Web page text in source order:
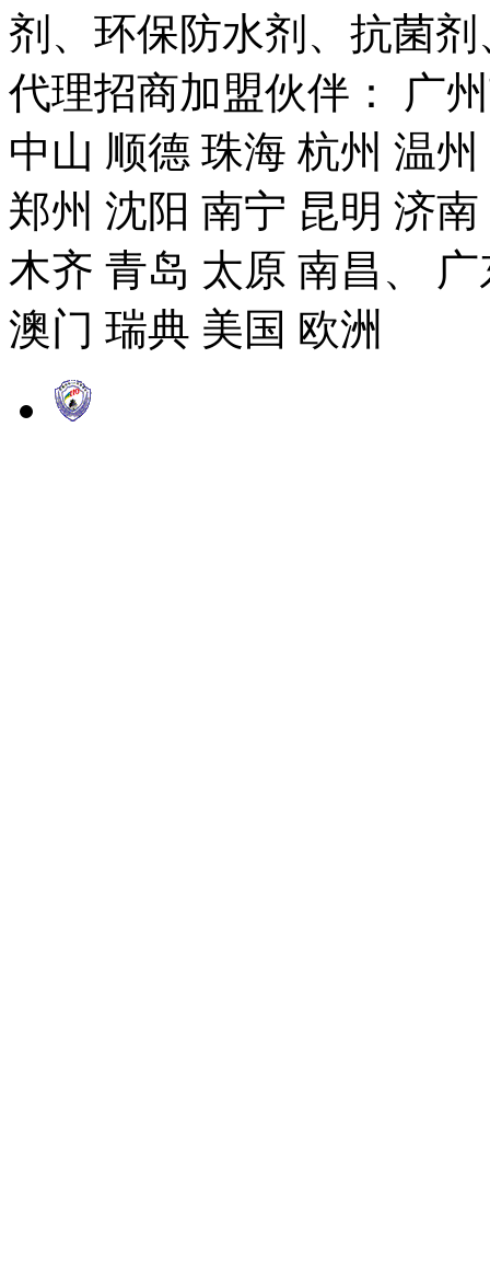
剂、环保防水剂、抗菌
代理招商加盟伙伴： 广
中山 顺德 珠海 杭州 温
郑州 沈阳 南宁 昆明 济
木齐 青岛 太原 南昌、
澳门 瑞典 美国 欧洲